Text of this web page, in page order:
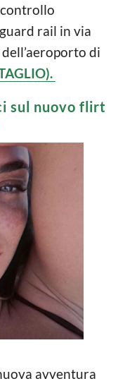
controllo
rail in via
di
sul nuovo flirt
avventura